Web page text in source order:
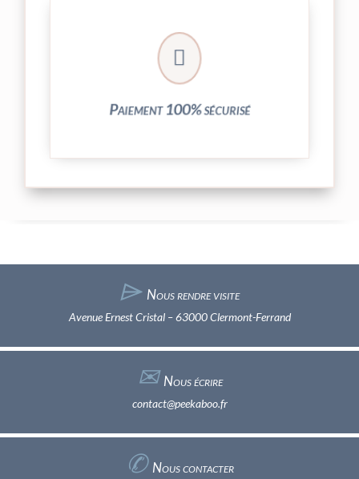

Paiement 100% sécurisé
Vos transactions par carte bancaire sont
entièrement sécurisées grâce au système
crypté de notre partenaire PayPlug.
⌲ Nous rendre visite
Avenue Ernest Cristal – 63000 Clermont-Ferrand
✉︎Nous écrire
contact@peekaboo.fr
✆ Nous contacter